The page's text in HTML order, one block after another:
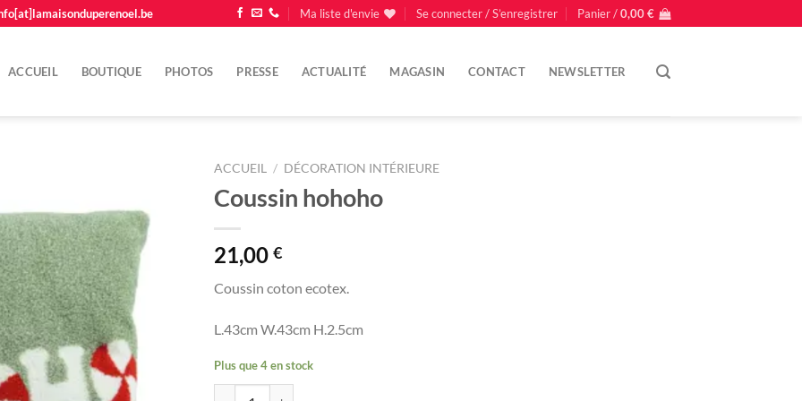
Ma liste d'envie Se connecter / S’enregistrer Panier /0,00€
ACCUEIL BOUTIQUE PHOTOS PRESSE ACTUALITÉ MAGASIN CONTACT NEWSLETTER
Ajouter
à la
liste
d'envie
ACCUEIL / DÉCORATION INTÉRIEURE
Coussin hohoho
21,00 €
Coussin coton ecotex.
L.43cm W.43cm H.2.5cm
Plus que 4 en stock